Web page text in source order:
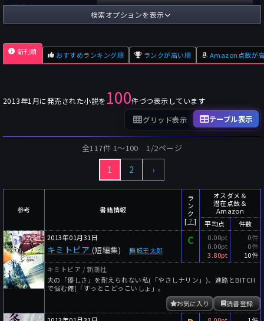
著者名
国内
海外
出版社
フォーマット
単行本
～
Pt
～
Pt
～
読者数
～
人
年代
年代と月の範囲
先月以降 今月以降
月
～
年
月
検索オプションを表示
新刊順 おすすめランキング順 ランクが高い順 Amazon点数が
2013年1月に発売された小説を 100件づつ表示しています
グリッド表示 テーブル表示
全117件 1〜100 1/2ページ
1 2 ›
参考 書籍情報
ラ
ン
ク
[ ？]
オスダメ＆
潜在点数＆
Amazon
平均点
件数
2013年01月31日
キミトピア (短編集) 舞城王太郎
C
0.00pt
0.00pt
3.80pt
0件
0件
10件
キミトピア / 新潮社
夫の「優しさ」を耐えられない私(「やさしナリン」)、進路とBITCH
で悩む俺(「すっとこどっこいしょ」。
読書登録
お気に入り